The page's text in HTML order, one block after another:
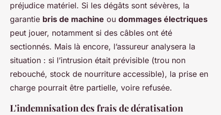
préjudice matériel. Si les dégâts sont sévères, la
garantie bris de machine ou dommages électriques
peut jouer, notamment si des câbles ont été
sectionnés. Mais là encore, l’assureur analysera la
situation : si l’intrusion était prévisible (trou non
rebouché, stock de nourriture accessible), la prise en
charge pourrait être partielle, voire refusée.
L'indemnisation des frais de dératisation